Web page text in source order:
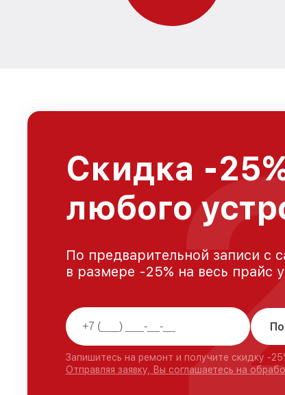
Скидка -
любого
По предварительной записи с
в размере -25% на весь прайс
Запишитесь на ремонт и получите скидку -
Отправляя заявку, Вы соглашаетесь на